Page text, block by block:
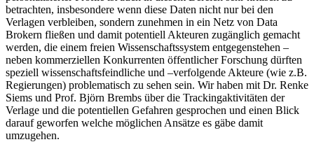
betrachten, insbesondere wenn diese Daten nicht nur bei den
Verlagen verbleiben, sondern zunehmen in ein Netz von Data
Brokern fließen und damit potentiell Akteuren zugänglich gemacht
werden, die einem freien Wissenschaftssystem entgegenstehen –
neben kommerziellen Konkurrenten öffentlicher Forschung dürften
speziell wissenschaftsfeindliche und –verfolgende Akteure (wie z.B.
Regierungen) problematisch zu sehen sein. Wir haben mit Dr. Renke
Siems und Prof. Björn Brembs über die Trackingaktivitäten der
Verlage und die potentiellen Gefahren gesprochen und einen Blick
darauf geworfen welche möglichen Ansätze es gäbe damit
umzugehen.